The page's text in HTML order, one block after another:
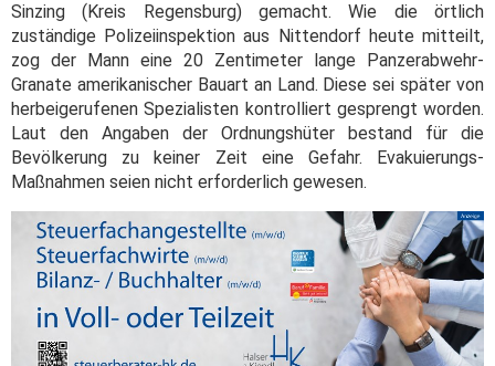
Sinzing (Kreis Regensburg) gemacht. Wie die örtlich
zuständige Polizeiinspektion aus Nittendorf heute mitteilt,
zog der Mann eine 20 Zentimeter lange Panzerabwehr-
Granate amerikanischer Bauart an Land. Diese sei später von
herbeigerufenen Spezialisten kontrolliert gesprengt worden.
Laut den Angaben der Ordnungshüter bestand für die
Bevölkerung zu keiner Zeit eine Gefahr. Evakuierungs-
Maßnahmen seien nicht erforderlich gewesen.